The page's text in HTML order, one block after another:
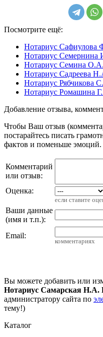
Посмотрите ещё:
Нотариус Сафиулова
Нотариус Семернина
Нотариус Семина О.А.
Нотариус Садреева
Нотариус Рябчикова
Нотариус Ромашина
Добавление отзыва,
Чтобы Ваш отзыв
постарайтесь писать
фактов и поменьше эмоций.
Комментарий
или отзыв:
Оценка:
если ставите
Ваши данные
(имя и т.п.):
Email:
комментариях
Вы можете добавить или
Нотариус Самарская Н.А.
администратору сайта по
тему!)
Каталог